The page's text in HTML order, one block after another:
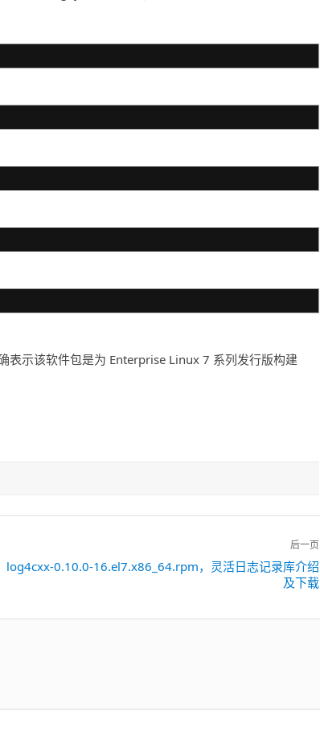
表示该软件包是为 Enterprise Linux 7 系列发行版构建
后一页
下
log4cxx-0.10.0-16.el7.x86_64.rpm，灵活日志记录库介绍
及下载